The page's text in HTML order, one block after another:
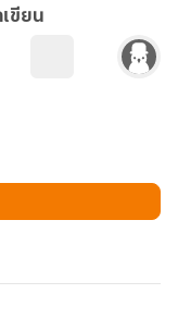
ขียน